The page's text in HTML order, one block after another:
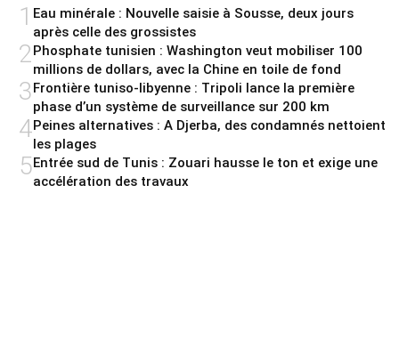
1 Eau minérale : Nouvelle saisie à Sousse, deux jours
après celle des grossistes
2 Phosphate tunisien : Washington veut mobiliser 100
millions de dollars, avec la Chine en toile de fond
3Frontière tuniso-libyenne : Tripoli lance la première
phase d’un système de surveillance sur 200 km
4Peines alternatives : A Djerba, des condamnés nettoient
les plages
5Entrée sud de Tunis : Zouari hausse le ton et exige une
accélération des travaux